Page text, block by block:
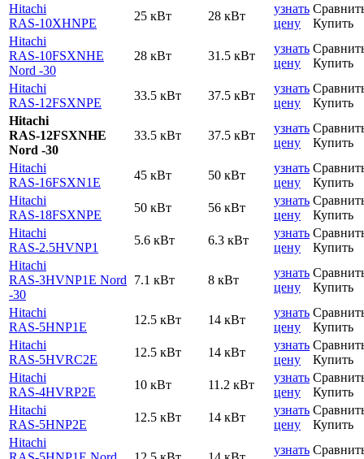
Hitachi
RAS-10XHNPE
25 кВт 28 кВт
узнать
цену
Купить
Hitachi
RAS-10FSXNHE
Nord -30
28 кВт 31.5 кВт
узнать
цену
Купить
Hitachi
RAS-12FSXNPE
33.5 кВт 37.5 кВт
узнать
цену
Купить
Hitachi
RAS-12FSXNHE
Nord -30
33.5 кВт 37.5 кВт
узнать
цену
Купить
Hitachi
RAS-16FSXN1E
45 кВт 50 кВт
узнать
цену
Купить
Hitachi
RAS-18FSXNPE
50 кВт 56 кВт
узнать
цену
Купить
Hitachi
RAS-2.5HVNP1
5.6 кВт 6.3 кВт
узнать
цену
Купить
Hitachi
RAS-3HVNP1E Nord
-30
7.1 кВт 8 кВт
узнать
цену
Купить
Hitachi
RAS-5HNP1E
12.5 кВт 14 кВт
узнать
цену
Купить
Hitachi
RAS-5HVRC2E
12.5 кВт 14 кВт
узнать
цену
Купить
Hitachi
RAS-4HVRP2E
10 кВт 11.2 кВт
узнать
цену
Купить
Hitachi
RAS-5HNP2E
12.5 кВт 14 кВт
узнать
цену
Купить
Hitachi
узнать